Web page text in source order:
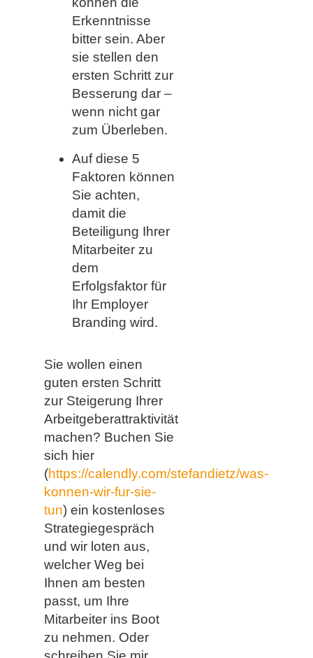
Erkenntnisse
bitter sein. Aber
sie stellen den
ersten Schritt zur
Besserung dar –
wenn nicht gar
zum Überleben.
Auf diese 5
Faktoren können
Sie achten,
damit die
Beteiligung Ihrer
Mitarbeiter zu
dem
Erfolgsfaktor für
Ihr Employer
Branding wird.
Sie wollen einen
guten ersten Schritt
zur Steigerung Ihrer
Arbeitgeberattraktivität
machen? Buchen Sie
sich hier
(https://calendly.com/stefandietz/was-
konnen-wir-fur-sie-
tun) ein kostenloses
Strategiegespräch
und wir loten aus,
welcher Weg bei
Ihnen am besten
passt, um Ihre
Mitarbeiter ins Boot
zu nehmen. Oder